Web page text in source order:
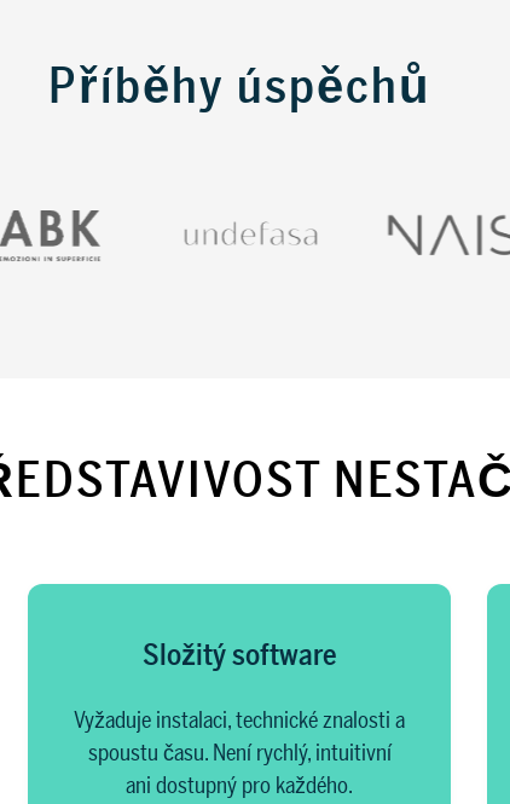
Příběhy úspěchů
Složitý software
Vyžaduje instalaci, technické znalosti a
spoustu času. Není rychlý, intuitivní
ani dostupný pro každého.